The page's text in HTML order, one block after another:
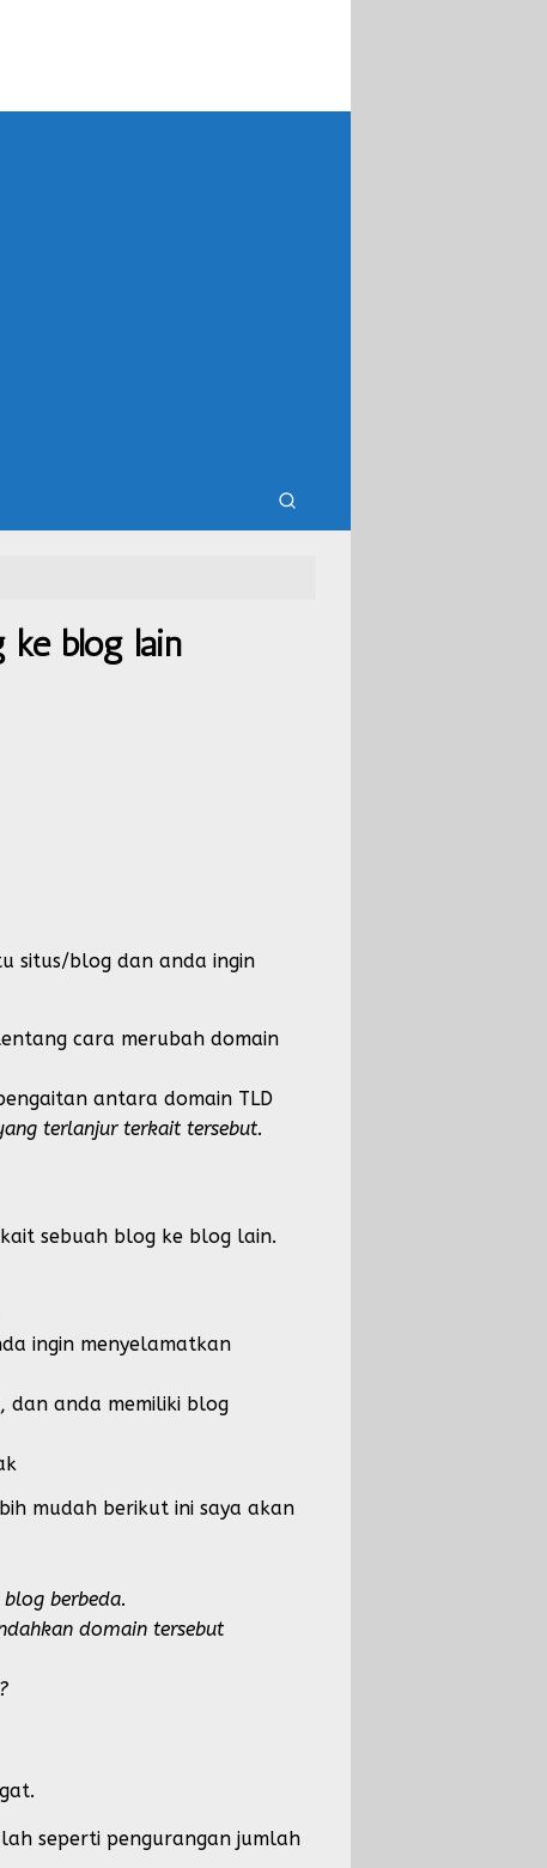
ke blog lain
situs/blog dan anda ingin
cara merubah domain
antara domain TLD
terlanjur terkait tersebut.
sebuah blog ke blog lain.
ingin menyelamatkan
dan anda memiliki blog
mudah berikut ini saya akan
berbeda.
domain tersebut
seperti pengurangan jumlah